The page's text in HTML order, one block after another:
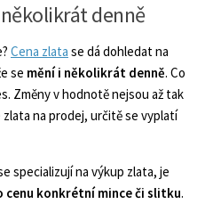
denně
Cena zlata se dá dohledat na
se mění i několikrát denně. Co
Změny v hodnotě nejsou až tak
na prodej, určitě se vyplatí
specializují na výkup zlata, je
cenu konkrétní mince či slitku.